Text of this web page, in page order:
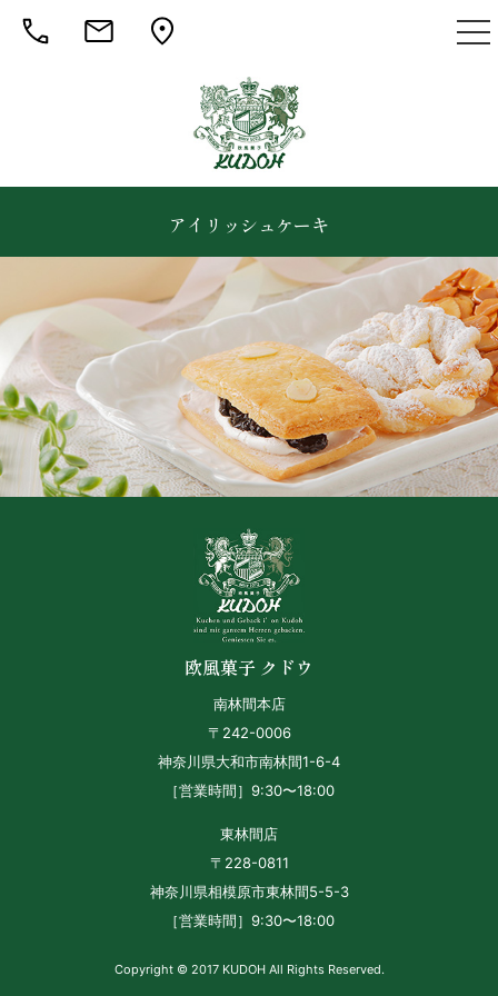
アイリッシュケーキ
欧風菓子 クドウ
南林間本店
〒242-0006
神奈川県大和市南林間1-6-4
［営業時間］9:30〜18:00
東林間店
〒228-0811
神奈川県相模原市東林間5-5-3
［営業時間］9:30〜18:00
Copyright © 2017 KUDOH All Rights Reserved.